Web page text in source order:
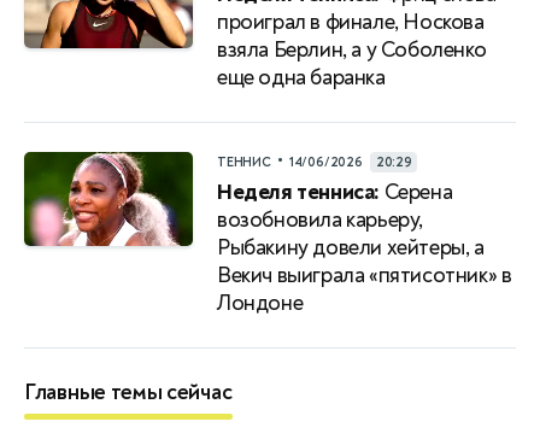
проиграл в финале, Носкова
взяла Берлин, а у Соболенко
еще одна баранка
ТЕННИС • 14/06/2026 20:29
Неделя тенниса: Серена
возобновила карьеру,
Рыбакину довели хейтеры, а
Векич выиграла «пятисотник» в
Лондоне
Главные темы сейчас